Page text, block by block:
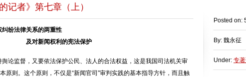
Posted on:
By: 魏永征
Under: 专
记者》第七章（上）
纷法律关系的两重性
权利的宪法保护
监督，又要依法保护公民、法人的合法权益，这是我国司法机关审
原则。这个原则，不仅是“新闻官司”审判实践的基本指导方针，而且触